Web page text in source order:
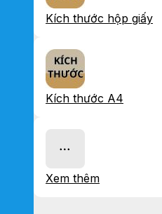
Kích thước hộp giấy
Kích thước A4
Xem thêm